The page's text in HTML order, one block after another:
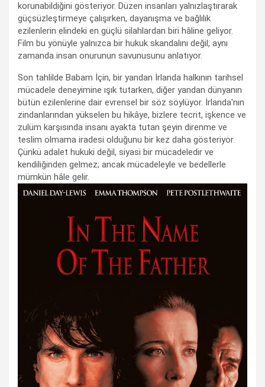
korunabildiğini gösteriyor. Düzen insanları yalnızlaştırarak
güçsüzleştirmeye çalışırken, dayanışma ve bağlılık
ezilenlerin elindeki en güçlü silahlardan biri hâline geliyor.
Film bu yönüyle yalnızca bir hukuk skandalını değil, aynı
zamanda insan onurunun savunusunu anlatıyor.
Son tahlilde Babam İçin, bir yandan İrlanda halkının tarihsel
mücadele deneyimine ışık tutarken, diğer yandan dünyanın
bütün ezilenlerine dair evrensel bir söz söylüyor. İrlanda'nın
zindanlarından yükselen bu hikâye, bizlere tecrit, işkence ve
zulüm karşısında insanı ayakta tutan şeyin direnme ve
teslim olmama iradesi olduğunu bir kez daha gösteriyor.
Çünkü adalet hukuki değil, siyasi bir mücadeledir ve
kendiliğinden gelmez; ancak mücadeleyle ve bedellerle
mümkün hâle gelir.